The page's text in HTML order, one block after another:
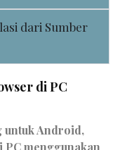
dari Sumber
di PC
untuk Android,
PC menggunakan